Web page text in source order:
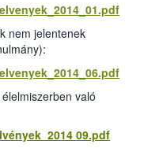
nem jelentenek
való
2014 09.pdf